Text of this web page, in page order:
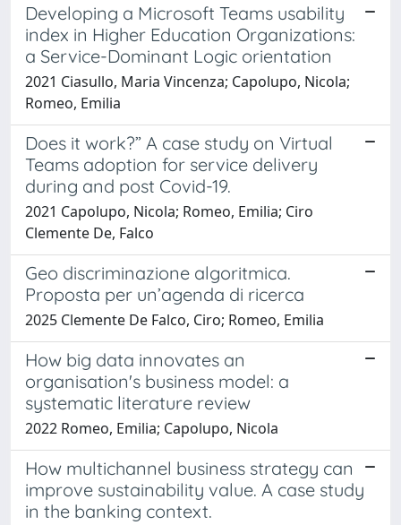
Developing a Microsoft Teams usability
index in Higher Education Organizations:
a Service-Dominant Logic orientation
2021 Ciasullo, Maria Vincenza; Capolupo, Nicola;
Romeo, Emilia
Does it work?” A case study on Virtual
Teams adoption for service delivery
during and post Covid-19.
2021 Capolupo, Nicola; Romeo, Emilia; Ciro
Clemente De, Falco
Geo discriminazione algoritmica.
Proposta per un’agenda di ricerca
2025 Clemente De Falco, Ciro; Romeo, Emilia
How big data innovates an
organisation's business model: a
systematic literature review
2022 Romeo, Emilia; Capolupo, Nicola
How multichannel business strategy can
improve sustainability value. A case study
in the banking context.